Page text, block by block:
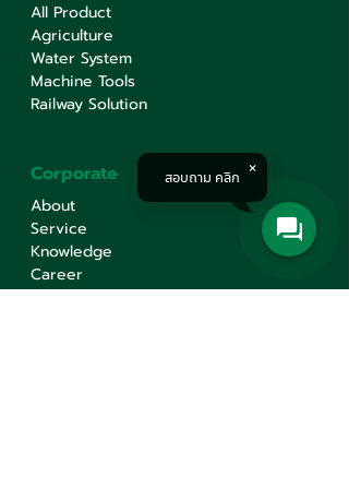
All Product
Agriculture
Water System
Machine Tools
Railway Solution
Corporate
About
Service
Knowledge
Career
สอบถาม คลิก